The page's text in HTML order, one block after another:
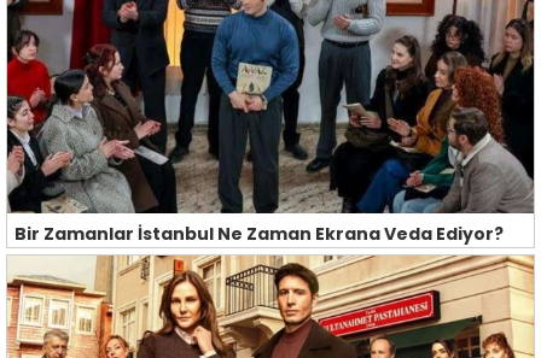
Bir Zamanlar İstanbul Ne Zaman Ekrana Veda Ediyor?